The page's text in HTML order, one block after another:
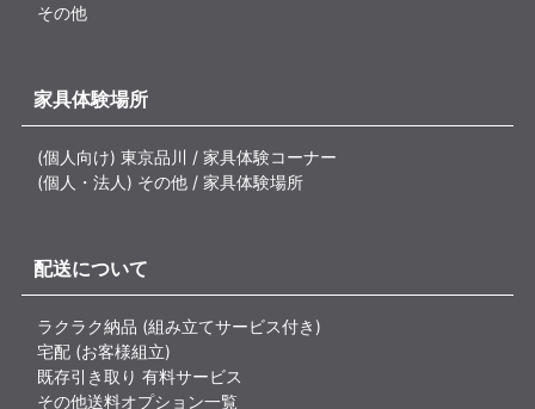
その他
家具体験場所
(個人向け) 東京品川 / 家具体験コーナー
(個人・法人) その他 / 家具体験場所
配送について
ラクラク納品 (組み立てサービス付き)
宅配 (お客様組立)
既存引き取り 有料サービス
その他送料オプション一覧